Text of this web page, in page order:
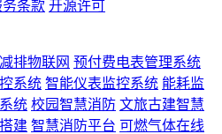
务条款 开源许可
排物联网 预付费电表管理系统
系统 智能仪表监控系统 能耗监
统 校园智慧消防 文旅古建智慧
建 智慧消防平台 可燃气体在线